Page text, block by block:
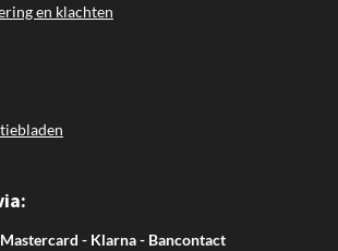
en klachten
- Klarna - Bancontact